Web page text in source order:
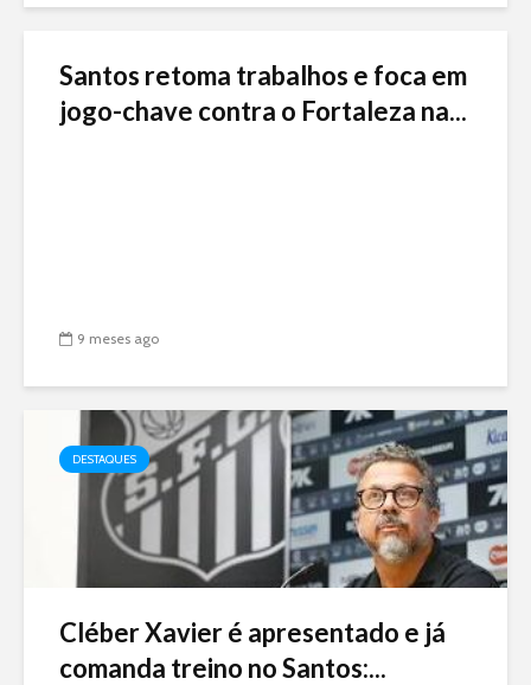
Santos retoma trabalhos e foca em
jogo-chave contra o Fortaleza na...
9 meses ago
DESTAQUES
Cléber Xavier é apresentado e já
comanda treino no Santos:...